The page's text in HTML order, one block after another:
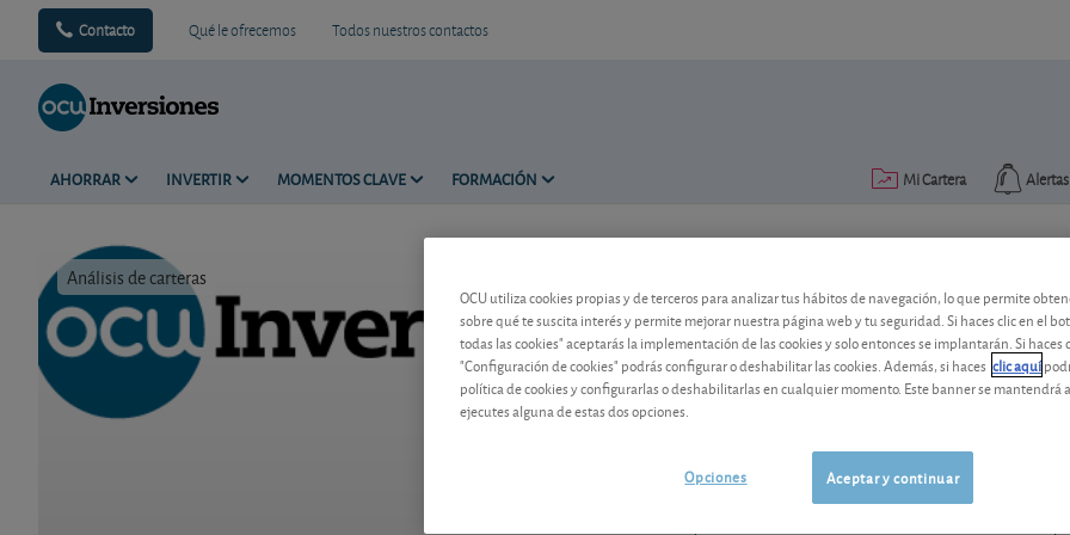
Contacto Qué le ofrecemos Todos nuestros contactos
AHORRAR INVERTIR MOMENTOS CLAVE FORMACIÓN Alertas
Mi Cartera
Análisis de carteras
La cartera Experto en
Inauguramos junio aventurándonos
mes fue nuevamente positivo.
05/08/2026 Acciones Globales
OCU utiliza cookies propias y de terceros para analizar tus hábitos de navegación, lo que permite
sobre qué te suscita interés y permite mejorar nuestra página web y tu seguridad. Si haces clic en el
todas las cookies" aceptarás la implementación de las cookies y solo entonces se implantarán. Si haces
"Configuración de cookies" podrás configurar o deshabilitar las cookies. Además, si haces clic aquí
política de cookies y configurarlas o deshabilitarlas en cualquier momento. Este banner se mantendrá
ejecutes alguna de estas dos opciones.
Aceptar y continuar
Opciones